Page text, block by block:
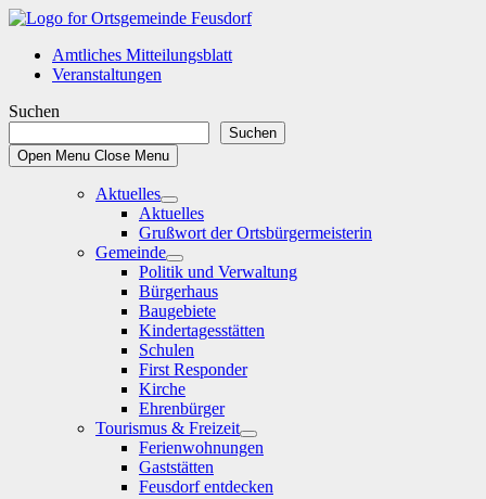
Skip
contentAmtliches Mitteilungsblatt
Veranstaltungen
Suchen
Suchen
Open Menu Close Menu
Aktuelles
Show
sub
menu
Aktuelles
Grußwort der Ortsbürgermeisterin
Gemeinde
Show
sub
menu
Politik und Verwaltung
Bürgerhaus
Baugebiete
Kindertagesstätten
Schulen
First Responder
Kirche
Ehrenbürger
Tourismus & Freizeit
Show
sub
Ferienwohnungen
Gaststätten
Feusdorf entdecken